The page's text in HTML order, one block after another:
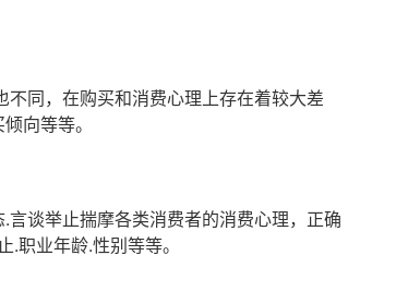
同，在购买和消费心理上存在着较大差
向等等。
谈举止揣摩各类消费者的消费心理，正确
职业年龄.性别等等。